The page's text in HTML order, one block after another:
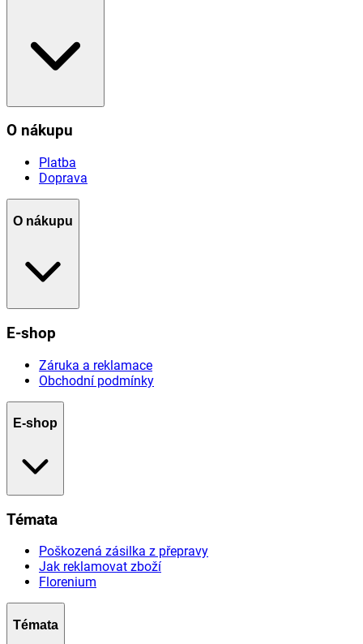
O nákupu
Platba
Doprava
O nákupu
E-shop
Záruka a reklamace
Obchodní podmínky
E-shop
Témata
Poškozená zásilka z přepravy
Jak reklamovat zboží
Florenium
Témata